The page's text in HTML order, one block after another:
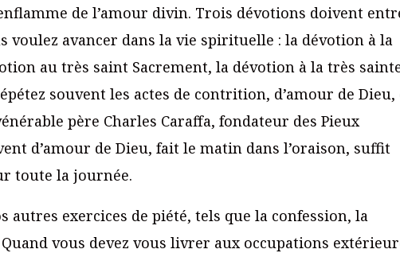
de l’amour divin. Trois dévotions doivent
voulez avancer dans la vie spirituelle : la dévotion à la
au très saint Sacrement, la dévotion à la très
souvent les actes de contrition, d’amour de Dieu,
père Charles Caraffa, fondateur des Pieux
d’amour de Dieu, fait le matin dans l’oraison, suffit
toute la journée.
autres exercices de piété, tels que la confession, la
vous devez vous livrer aux occupations